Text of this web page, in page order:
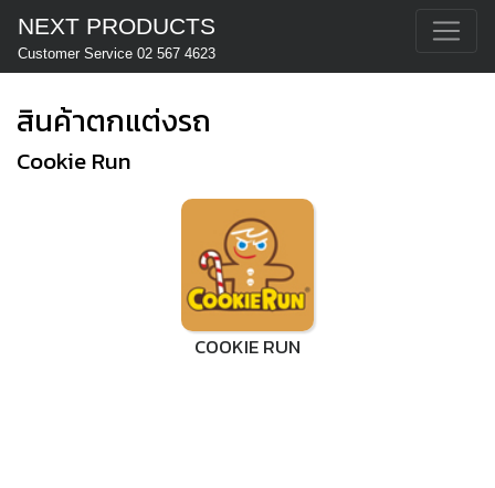
NEXT PRODUCTS
Customer Service 02 567 4623
สินค้าตกแต่งรถ
Cookie Run
COOKIE RUN